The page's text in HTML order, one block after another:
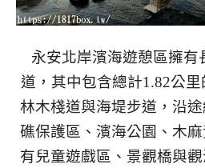
永安北岸濱海遊憩區擁有
道，其中包含總計1.82公
林木棧道與海堤步道，沿
礁保護區、濱海公園、木
有兒童遊戲區、景觀橋與